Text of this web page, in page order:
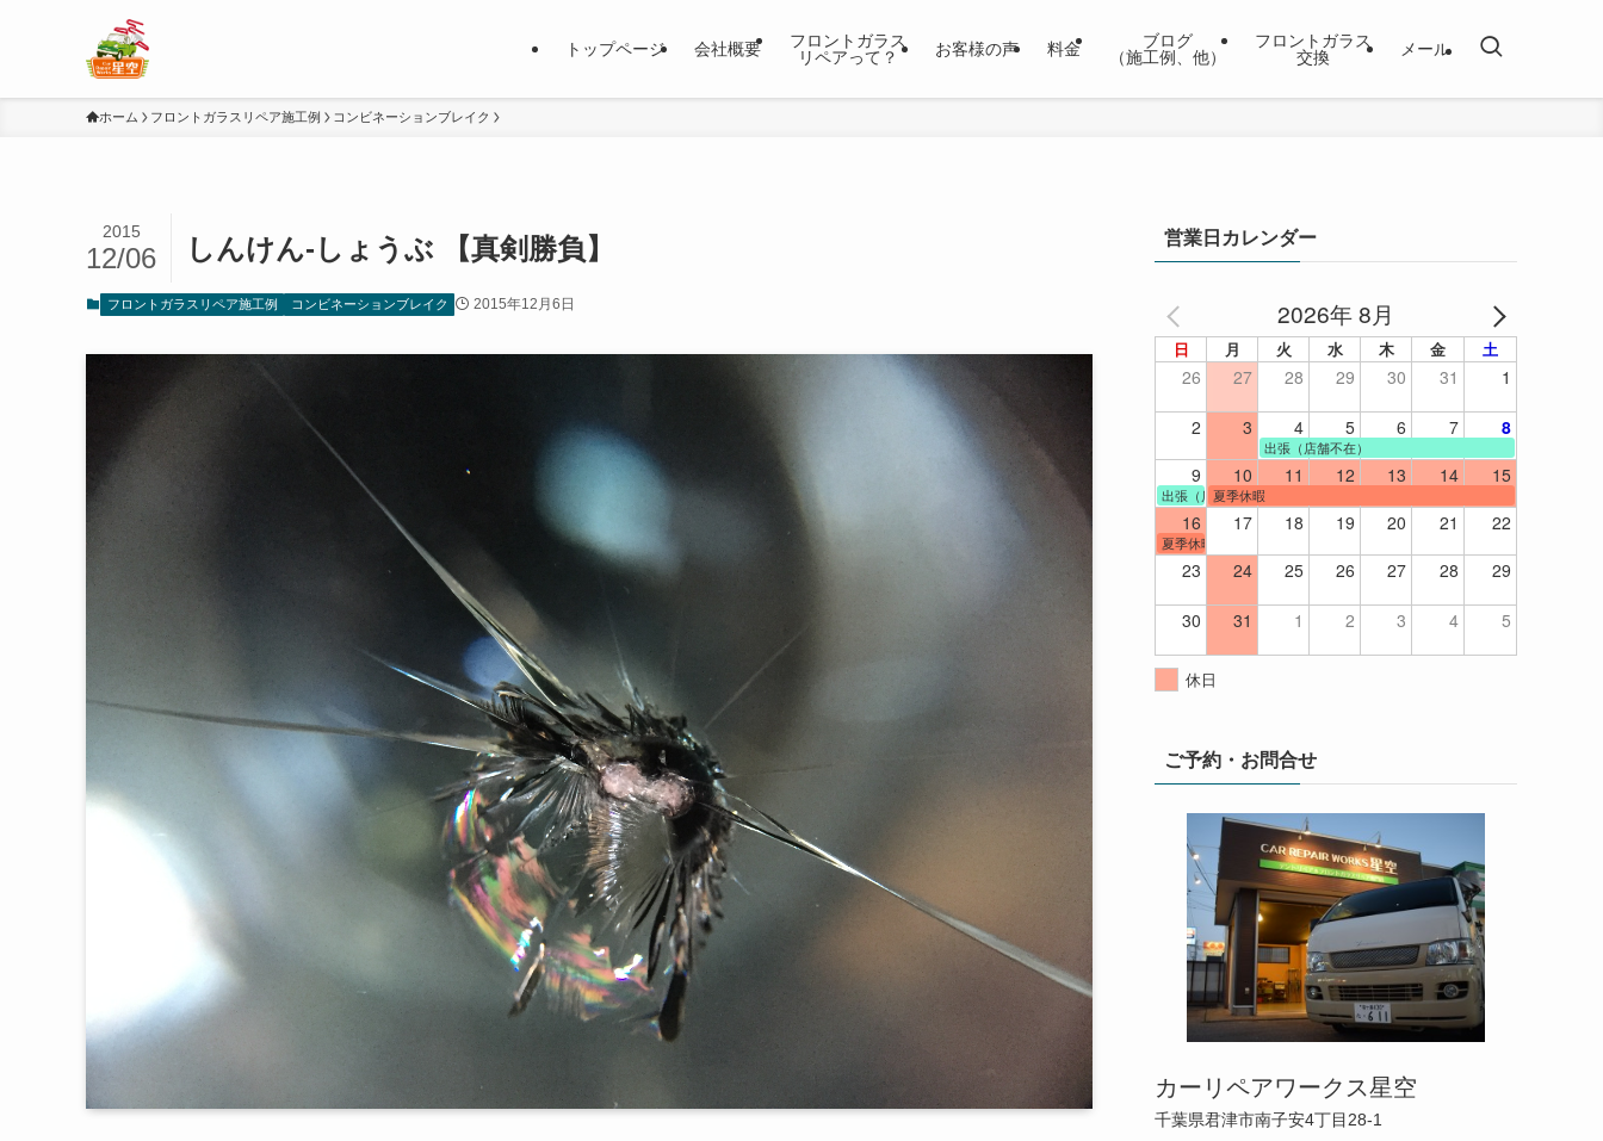
トップページ 会社概要
フロントガラス
リペアって？
お客様の声 料金
ブログ
（施工例、他）
フロントガラス
交換
メール
ホーム フロントガラスリペア施工例 コンビネーションブレイク
しんけん‐しょうぶ 【真剣勝負】
2015
12/06
フロントガラスリペア施工例 コンビネーションブレイク 2015年12月6日
営業日カレンダー
2026年 8月
日 月 火 水 木 金 土
26 27 28 29 30 31 1
2 3 4 5 6 7 8
出張（店舗不在）
9 10 11 12 13 14 15
出張（店舗不在）
夏季休暇
16 17 18 19 20 21 22
夏季休暇
23 24 25 26 27 28 29
30 31 1 2 3 4 5
休日
ご予約・お問合せ
カーリペアワークス星空
千葉県君津市南子安4丁目28-1